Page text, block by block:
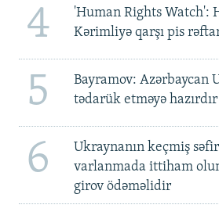
4
'Human Rights Watch':
Kərimliyə qarşı pis
5
Bayramov: Azərbaycan
tədarük etməyə hazırdır
6
Ukraynanın keçmiş
varlanmada ittiham
girov ödəməlidir